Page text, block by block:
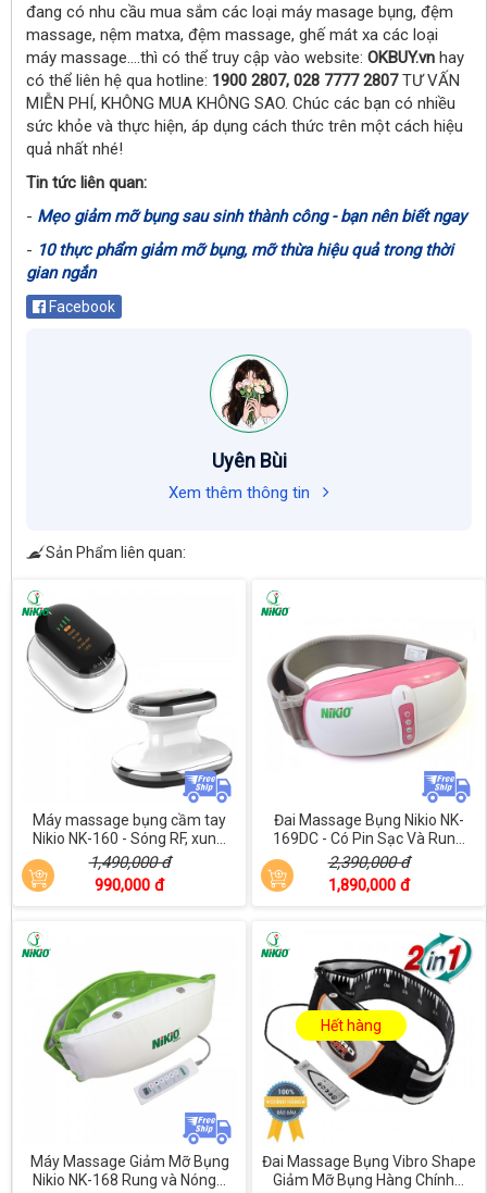
đang có nhu cầu mua sắm các loại máy masage bụng, đệm
massage, nệm matxa, đệm massage, ghế mát xa các loại
máy massage….thì có thể truy cập vào website: OKBUY.vn hay
có thể liên hệ qua hotline: 1900 2807, 028 7777 2807TƯ VẤN
MIỄN PHÍ, KHÔNG MUA KHÔNG SAO. Chúc các bạn có nhiều
sức khỏe và thực hiện, áp dụng cách thức trên một cách hiệu
quả nhất nhé!
Tin tức liên quan:
- Mẹo giảm mỡ bụng sau sinh thành công - bạn nên biết ngay
- 10 thực phẩm giảm mỡ bụng, mỡ thừa hiệu quả trong thời
gian ngắn
Facebook
Uyên Bùi
Xem thêm thông tin
Sản Phẩm liên quan:
Máy massage bụng cầm tay
Nikio NK-160 - Sóng RF, xun...
1,490,000 đ
990,000 đ
Đai Massage Bụng Nikio NK-
169DC - Có Pin Sạc Và Run...
2,390,000 đ
1,890,000 đ
Máy Massage Giảm Mỡ Bụng
Nikio NK-168 Rung và Nóng...
Hết hàng
Đai Massage Bụng Vibro Shape
Giảm Mỡ Bụng Hàng Chính...